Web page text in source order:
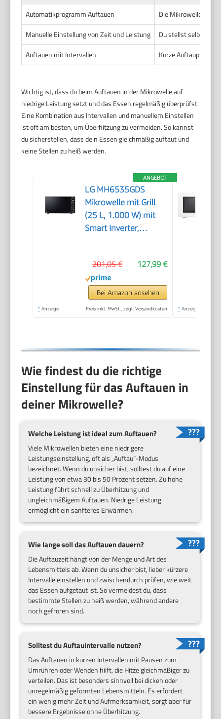
Automatikprogramm Auftauen
Die Mikrowelle
Manuelle Einstellung von Zeit und Leistung
Du stellst selbst
Auftauen mit Intervallen
Kurze Auftauphasen
Wichtig ist, dass du beim Auftauen in der Mikrowelle auf
niedrige Leistung setzt und das Essen regelmäßig überprüfst.
Eine Kombination aus Intervallen und manuellem Einstellen
ist oft am besten, um Überhitzung zu vermeiden. So kannst
du sicherstellen, dass dein Essen gleichmäßig auftaut und
keine Stellen zu heiß werden.
ANGEBOT
LG MH6535GDS
Mikrowelle mit Grill
(25 L, 1.000 W) mit
Smart Inverter,
Schwarz
127,99 €
201,05 €
Bei Amazon ansehen
* Anzeige Preis inkl. MwSt., zzgl. Versandkosten * Anzeige
Wie findest du die richtige
Einstellung für das Auftauen in
deiner Mikrowelle?
Welche Leistung ist ideal zum Auftauen?
Viele Mikrowellen bieten eine niedrigere
Leistungseinstellung, oft als „Auftau“-Modus
bezeichnet. Wenn du unsicher bist, solltest du auf eine
Leistung von etwa 30 bis 50 Prozent setzen. Zu hohe
Leistung führt schnell zu Überhitzung und
ungleichmäßigem Auftauen. Niedrige Leistung
ermöglicht ein sanfteres Erwärmen.
Wie lange soll das Auftauen dauern?
Die Auftauzeit hängt von der Menge und Art des
Lebensmittels ab. Wenn du unsicher bist, lieber kürzere
Intervalle einstellen und zwischendurch prüfen, wie weit
das Essen aufgetaut ist. So vermeidest du, dass
bestimmte Stellen zu heiß werden, während andere
noch gefroren sind.
Solltest du Auftauintervalle nutzen?
Das Auftauen in kurzen Intervallen mit Pausen zum
Umrühren oder Wenden hilft, die Hitze gleichmäßiger zu
verteilen. Das ist besonders sinnvoll bei dicken oder
unregelmäßig geformten Lebensmitteln. Es erfordert
ein wenig mehr Zeit und Aufmerksamkeit, sorgt aber für
bessere Ergebnisse ohne Überhitzung.